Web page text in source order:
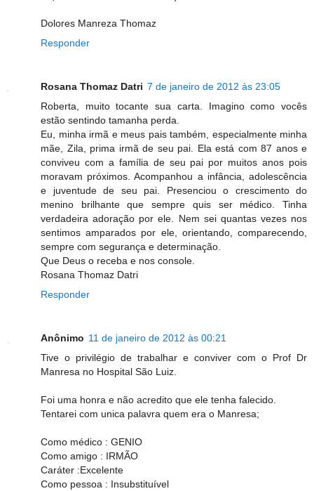
Dolores Manreza Thomaz
Responder
Rosana Thomaz Datri 7 de janeiro de 2012 às 23:05
Roberta, muito tocante sua carta. Imagino como vocês
estão sentindo tamanha perda.
Eu, minha irmã e meus pais também, especialmente minha
mãe, Zila, prima irmã de seu pai. Ela está com 87 anos e
conviveu com a família de seu pai por muitos anos pois
moravam próximos. Acompanhou a infância, adolescência
e juventude de seu pai. Presenciou o crescimento do
menino brilhante que sempre quis ser médico. Tinha
verdadeira adoração por ele. Nem sei quantas vezes nos
sentimos amparados por ele, orientando, comparecendo,
sempre com segurança e determinação.
Que Deus o receba e nos console.
Rosana Thomaz Datri
Responder
Anônimo 11 de janeiro de 2012 às 00:21
Tive o privilégio de trabalhar e conviver com o Prof Dr
Manresa no Hospital São Luiz.
Foi uma honra e não acredito que ele tenha falecido.
Tentarei com unica palavra quem era o Manresa;
Como médico : GENIO
Como amigo : IRMÃO
Caráter :Excelente
Como pessoa : Insubstituível